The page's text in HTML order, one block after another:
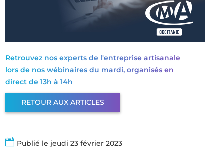
Retrouvez nos experts de l'entreprise artisanale
lors de nos wébinaires du mardi, organisés en
direct de 13h à 14h
RETOUR AUX ARTICLES
 Publié le jeudi 23 février 2023